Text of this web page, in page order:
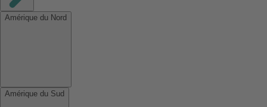
Amérique du Nord
Amérique du Sud